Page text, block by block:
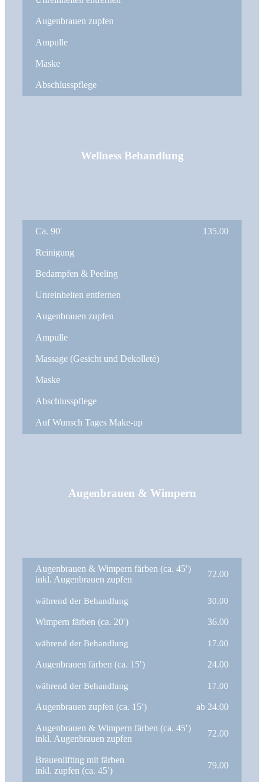
Augenbrauen zupfen
Ampulle
Maske
Abschlusspflege
Wellness Behandlung
Ca. 90′ 135.00
Reinigung
Bedampfen & Peeling
Unreinheiten entfernen
Augenbrauen zupfen
Ampulle
Massage (Gesicht und Dekolleté)
Maske
Abschlusspflege
Auf Wunsch Tages Make-up
Augenbrauen & Wimpern
Augenbrauen & Wimpern färben (ca. 45′)
inkl. Augenbrauen zupfen
72.00
während der Behandlung 30.00
Wimpern färben (ca. 20′) 36.00
während der Behandlung 17.00
Augenbrauen färben (ca. 15′) 24.00
während der Behandlung 17.00
Augenbrauen zupfen (ca. 15′) ab 24.00
Augenbrauen & Wimpern färben (ca. 45′)
inkl. Augenbrauen zupfen
72.00
Brauenlifting mit färben
inkl. zupfen (ca. 45′)
79.00